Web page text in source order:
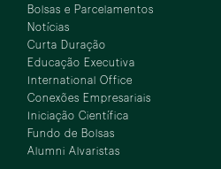
Bolsas e Parcelamentos
Notícias
Curta Duração
Educação Executiva
International Office
Conexões Empresariais
Iniciação Científica
Fundo de Bolsas
Alumni Alvaristas